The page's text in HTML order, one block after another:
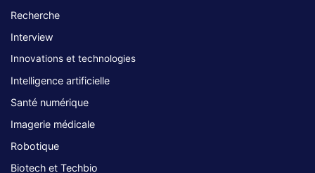
Recherche
Interview
Innovations et technologies
Intelligence artificielle
Santé numérique
Imagerie médicale
Robotique
Biotech et Techbio